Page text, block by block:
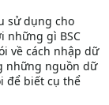
sử dụng cho
những gì BSC
về cách nhập dữ
những nguồn dữ
để biết cụ thể